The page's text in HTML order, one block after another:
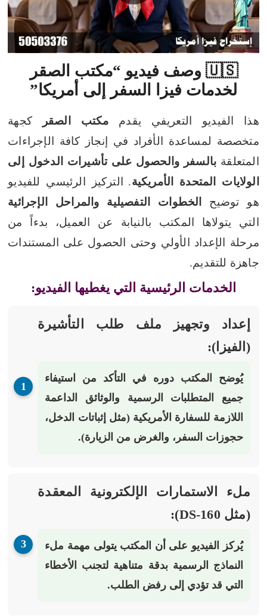
🇺🇸 وصف فيديو “مكتب الصقر
لخدمات فيزا السفر إلى أمريكا”
هذا الفيديو التعريفي يقدم مكتب الصقر
كجهة
متخصصة لمساعدة الأفراد في إنجاز كافة الإجراءات
المتعلقة بالسفر والحصول على تأشيرات الدخول إلى
الولايات المتحدة الأمريكية.
التركيز الرئيسي للفيديو
هو توضيح
الخطوات التفصيلية والمراحل الإجرائية
التي يتولاها المكتب بالنيابة عن العميل، بدءاً من
مرحلة الإعداد الأولي وحتى الحصول على المستندات
جاهزة للتقديم.
الخدمات الرئيسية التي يغطيها الفيديو:
إعداد وتجهيز ملف طلب التأشيرة
(الفيزا):
يُوضح المكتب دوره في التأكد من استيفاء
جميع المتطلبات الرسمية والوثائق الداعمة
اللازمة للسفارة الأمريكية (مثل إثباتات الدخل،
حجوزات السفر، والغرض من الزيارة).
ملء الاستمارات الإلكترونية المعقدة
(مثل DS-160):
يُركز الفيديو على أن المكتب يتولى مهمة ملء
النماذج الرسمية بدقة متناهية لتجنب الأخطاء
التي قد تؤدي إلى رفض الطلب.